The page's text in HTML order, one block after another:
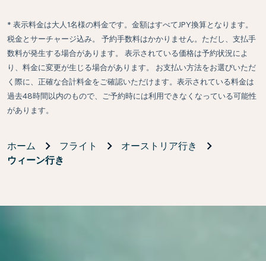
* 表示料金は大人1名様の料金です。金額はすべてJPY換算となります。
税金とサーチャージ込み。 予約手数料はかかりません。ただし、支払手
数料が発生する場合があります。 表示されている価格は予約状況によ
り、料金に変更が生じる場合があります。 お支払い方法をお選びいただ
く際に、正確な合計料金をご確認いただけます。表示されている料金は
過去48時間以内のもので、ご予約時には利用できなくなっている可能性
があります。
ホーム フライト
オーストリア行き
ウィーン行き